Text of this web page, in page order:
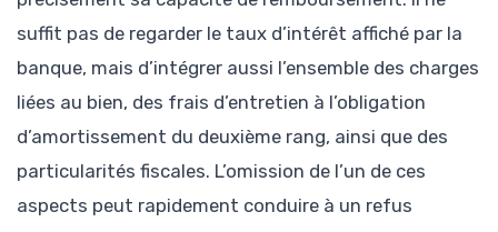
suffit pas de regarder le taux d’intérêt affiché par la
banque, mais d’intégrer aussi l’ensemble des charges
liées au bien, des frais d’entretien à l’obligation
d’amortissement du deuxième rang, ainsi que des
particularités fiscales. L’omission de l’un de ces
aspects peut rapidement conduire à un refus